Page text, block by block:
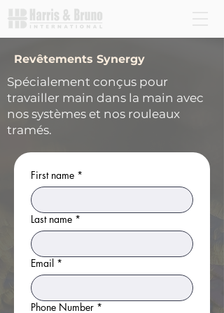
Revêtements Synergy
Spécialement conçus pour
travailler main dans la main avec
nos systèmes et nos rouleaux
tramés.
First name *
Last name *
Email *
Phone Number *